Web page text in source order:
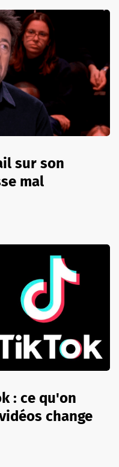
sur son
mal
: ce qu'on
change